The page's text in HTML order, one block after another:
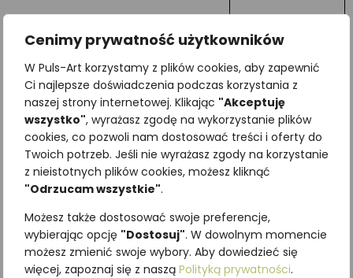
Cenimy prywatność użytkowników
W Puls-Art korzystamy z plików cookies, aby zapewnić
Ci najlepsze doświadczenia podczas korzystania z
naszej strony internetowej. Klikając "Akceptuję
wszystko", wyrażasz zgodę na wykorzystanie plików
cookies, co pozwoli nam dostosować treści i oferty do
Twoich potrzeb. Jeśli nie wyrażasz zgody na korzystanie
z nieistotnych plików cookies, możesz kliknąć
"Odrzucam wszystkie".
Możesz także dostosować swoje preferencje,
wybierając opcję "Dostosuj". W dowolnym momencie
możesz zmienić swoje wybory. Aby dowiedzieć się
więcej, zapoznaj się z naszą Polityką prywatności.
Najniższa cena z ostatnich 30
dni:65,00zł
SKU:Brak danych
Kategorie:
Podobne produkty